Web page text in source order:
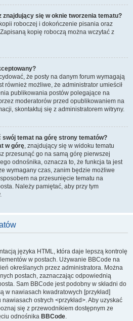
znajdujący się w oknie tworzenia tematu?
roboczej i dokończenie pisania oraz
kopię roboczą można wczytać z
że posty na danym forum wymagają
również możliwe, że administrator umieścił
publikowania postów polegające na
moderatorów przed opublikowaniem na
skontaktuj się z administratorem witryny.
swój temat na górę strony tematów?
w górę, znajdujący się w widoku tematu
przesunąć go na samą górę pierwszej
odnośnika, oznacza to, że funkcja ta jest
wymagany czas, zanim będzie możliwe
na przesunięcie tematu na
Należy pamiętać, aby przy tym
języka HTML, która daje lepszą kontrolę
w postach. Używanie BBCode na
określanych przez administratora. Można
postach, zaznaczając odpowiednią
Sam BBCode jest podobny w składni do
w nawiasach kwadratowych [przykład]
ostrych <przykład>. Aby uzyskać
się z przewodnikiem dostępnym ze
odnośnika BBCode.